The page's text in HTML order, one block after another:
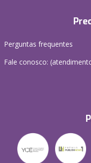
Perguntas frequentes
Fale conosco: